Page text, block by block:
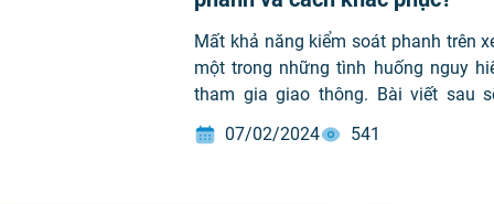
Mất khả năng kiểm soát phanh trên
một trong những tình huống nguy
tham gia giao thông. Bài viết sau
bạn hiểu rõ về các nguyên nhân xe
phanh hay xe tải bị bó phanh và
07/02/2024 541